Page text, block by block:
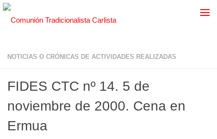
NOTICIAS O CRÓNICAS DE ACTIVIDADES REALIZADAS
FIDES CTC nº 14. 5 de
noviembre de 2000. Cena en
Ermua